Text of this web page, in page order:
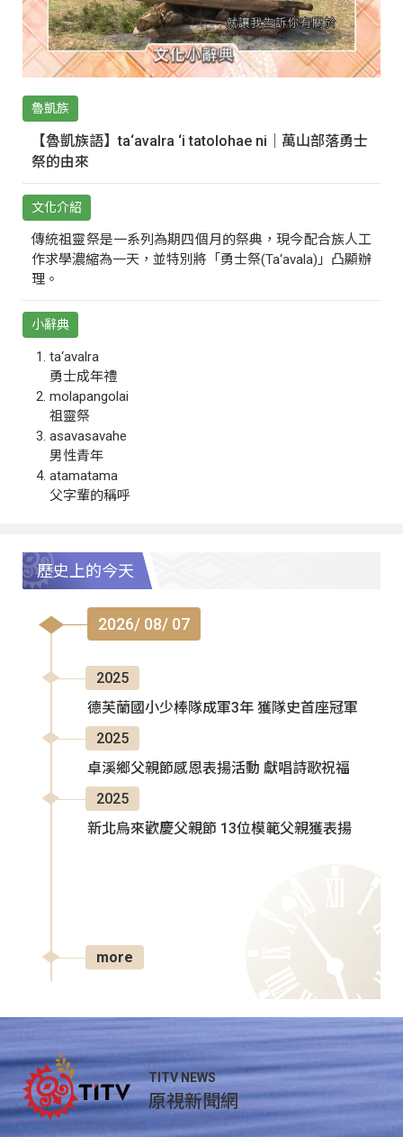
魯凱族
【魯凱族語】ta‘avalra ‘i tatolohae ni｜萬山部落勇士
祭的由來
文化介紹
傳統祖靈祭是一系列為期四個月的祭典，現今配合族人工
作求學濃縮為一天，並特別將「勇士祭(Ta‘avala)」凸顯辦
理。
小辭典
ta‘avalra
勇士成年禮
molapangolai
祖靈祭
asavasavahe
男性青年
atamatama
父字輩的稱呼
歷史上的今天
2026/ 08/ 07
2025
德芙蘭國小少棒隊成軍3年 獲隊史首座冠軍
2025
卓溪鄉父親節感恩表揚活動 獻唱詩歌祝福
2025
新北烏來歡慶父親節 13位模範父親獲表揚
more
TITV NEWS
原視新聞網